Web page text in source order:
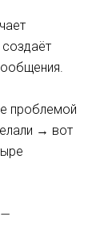
проблемой
→ вот